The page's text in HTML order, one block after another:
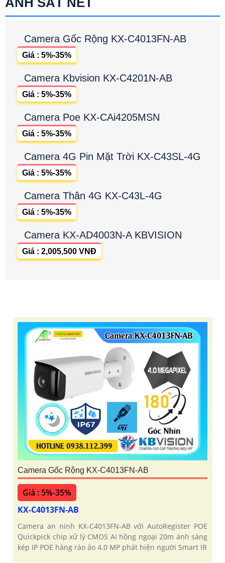
Camera Gốc Rộng KX-C4013FN-AB
Giá : 5%-35%
Camera Kbvision KX-C4201N-AB
Giá : 5%-35%
Camera Poe KX-CAi4205MSN
Giá : 5%-35%
Camera 4G Pin Mặt Trời KX-C43SL-4G
Giá : 5%-35%
Camera Thân 4G KX-C43L-4G
Giá : 5%-35%
Camera KX-AD4003N-A KBVISION
Giá : 2,005,500 VNĐ
Camera Gốc Rộng KX-C4013FN-AB
Giá : 5%-35%
KX-C4013FN-AB
Camera an ninh KX-C4013FN-AB với AutoRegister POE
Quickpick chip xử lý CMOS AI hồng ngoại 20m ánh sáng
kép IP POE hàng rào ảo 4.0 MP phát hiện người Smart IR